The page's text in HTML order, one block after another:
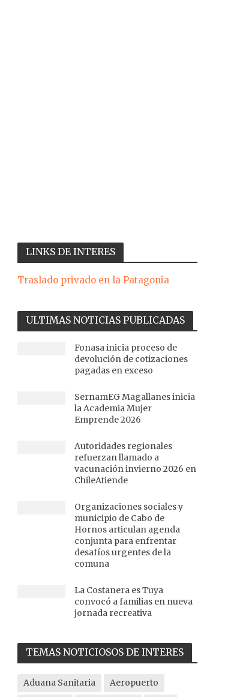
LINKS DE INTERES
Traslado privado en la Patagonia
ULTIMAS NOTICIAS PUBLICADAS
Fonasa inicia proceso de
devolución de cotizaciones
pagadas en exceso
SernamEG Magallanes inicia
la Academia Mujer
Emprende 2026
Autoridades regionales
refuerzan llamado a
vacunación invierno 2026 en
ChileAtiende
Organizaciones sociales y
municipio de Cabo de
Hornos articulan agenda
conjunta para enfrentar
desafíos urgentes de la
comuna
La Costanera es Tuya
convocó a familias en nueva
jornada recreativa
TEMAS NOTICIOSOS DE INTERES
Aduana Sanitaria
Aeropuerto